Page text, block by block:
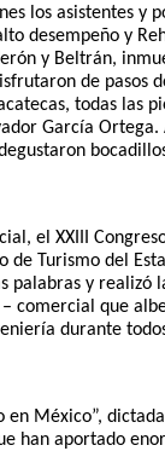
los asistentes y
desempeño y
y Beltrán,
de pasos
todas las
García Ortega.
el XXIII
de Turismo del
palabras y realizó
comercial que
durante
México”,
han aportado